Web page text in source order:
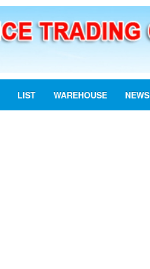
LIST WAREHOUSE NEWS